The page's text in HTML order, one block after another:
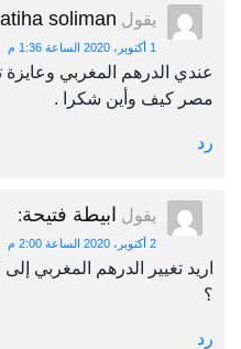
يقول soliman
1 أكتوبر، 2020 الساعة 1:36 م
عندي الدرهم المغربي وعايزة
مصر كيف وأين شكرا .
رد
يقول ابيطة فتيحة:
2 أكتوبر، 2020 الساعة 2:00 م
اريد تغيير الدرهم المغربي
؟
رد